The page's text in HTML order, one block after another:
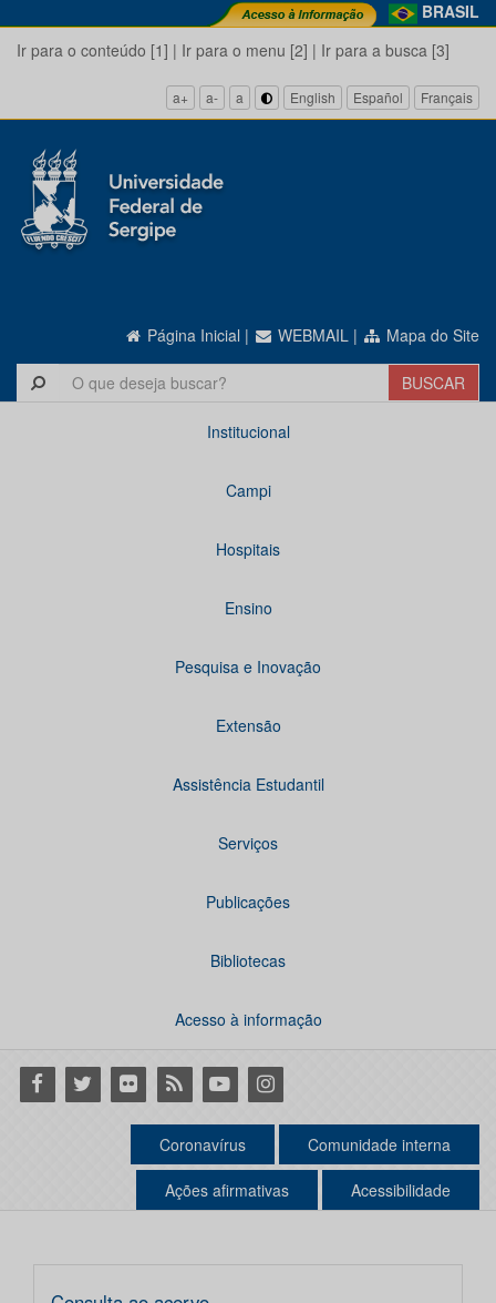
BRASIL
Ir para o conteúdo [1] | Ir para o menu [2] | Ir para a busca [3]
a+ a- a English Español Français
Página Inicial | WEBMAIL | Mapa do Site
Institucional
Campi
Hospitais
Ensino
Pesquisa e Inovação
Extensão
Assistência Estudantil
Serviços
Publicações
Bibliotecas
Acesso à informação
Facebook
Twitter Flickr RSS YoutubeInstagram
Coronavírus Comunidade interna
Ações afirmativas Acessibilidade